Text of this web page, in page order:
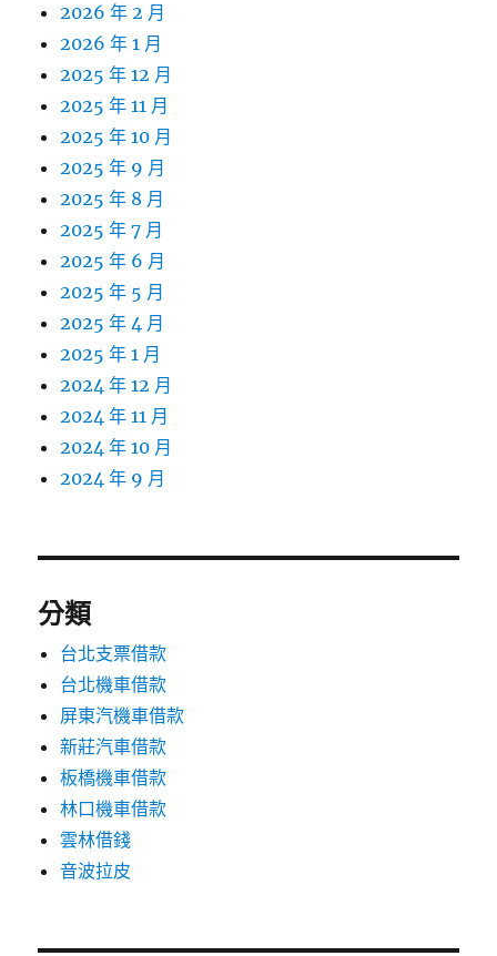
2026 年 2 月
2026 年 1 月
2025 年 12 月
2025 年 11 月
2025 年 10 月
2025 年 9 月
2025 年 8 月
2025 年 7 月
2025 年 6 月
2025 年 5 月
2025 年 4 月
2025 年 1 月
2024 年 12 月
2024 年 11 月
2024 年 10 月
2024 年 9 月
分類
台北支票借款
台北機車借款
屏東汽機車借款
新莊汽車借款
板橋機車借款
林口機車借款
雲林借錢
音波拉皮